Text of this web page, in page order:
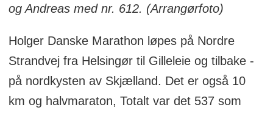
og Andreas med nr. 612. (Arrangørfoto)
Holger Danske Marathon løpes på Nordre
Strandvej fra Helsingør til Gilleleie og tilbake -
på nordkysten av Skjælland. Det er også 10
km og halvmaraton, Totalt var det 537 som